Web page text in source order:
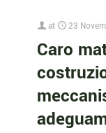
at 23
Caro